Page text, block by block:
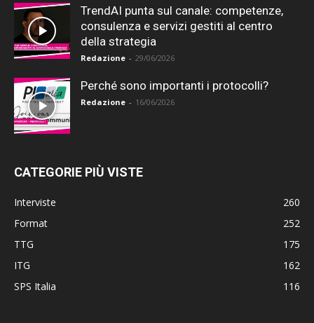
TrendAI punta sul canale: competenze,
consulenza e servizi gestiti al centro
della strategia
Redazione - 29/06/2026
Perché sono importanti i protocolli?
Redazione - 16/06/2026
CATEGORIE PIÙ VISTE
Interviste
260
Format
252
TTG
175
ITG
162
SPS Italia
116